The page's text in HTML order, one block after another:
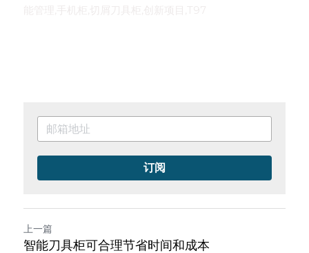
订阅
上一篇
智能刀具柜可合理节省时间和成本